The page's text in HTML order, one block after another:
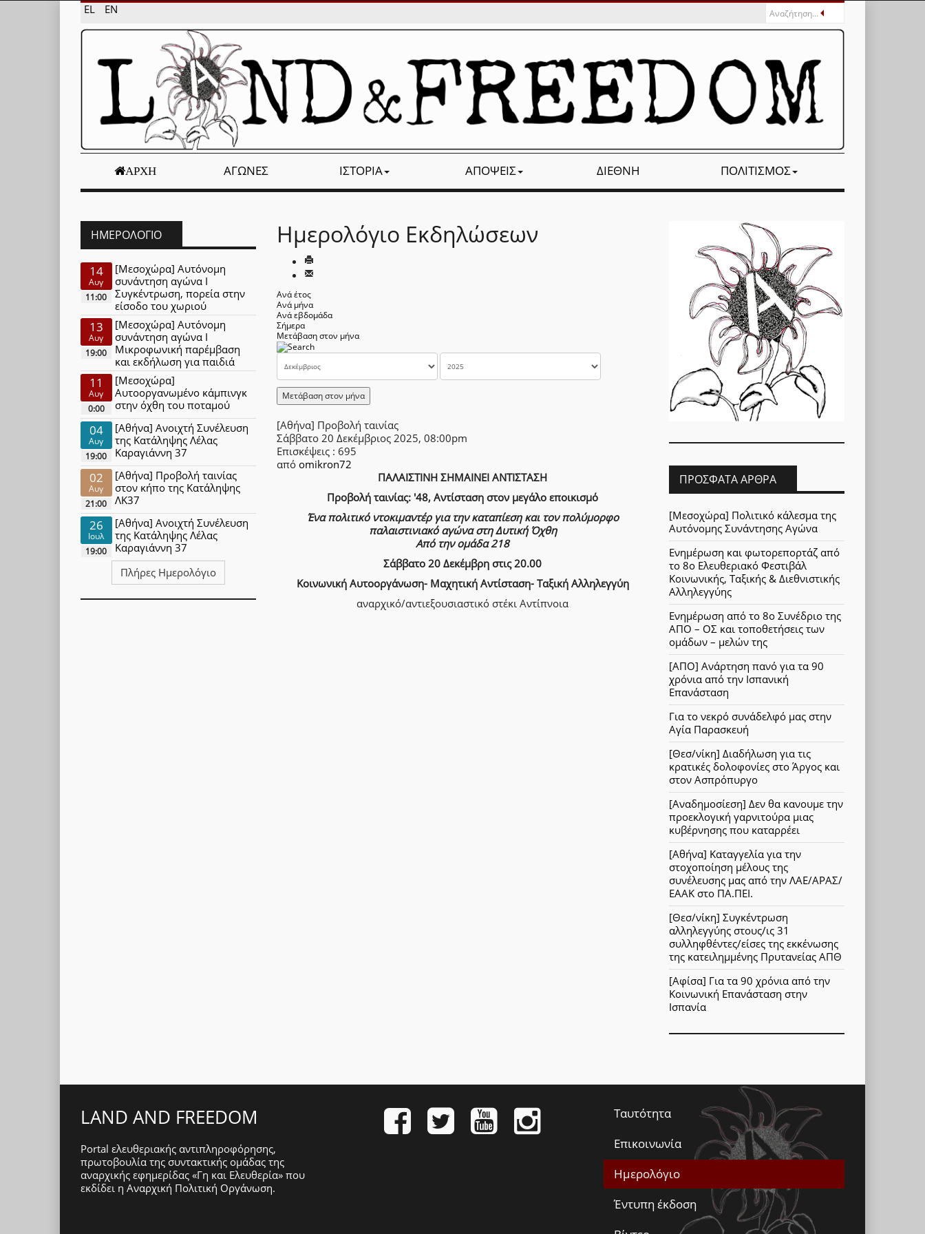
EL EN
ΑΡΧΉ ΑΓΏΝΕΣ ΙΣΤΟΡΊΑ ΑΠΌΨΕΙΣ ΔΙΕΘΝΉ ΠΟΛΙΤΙΣΜΌΣ
Ημερολόγιο Εκδηλώσεων
Ανά έτος
Ανά μήνα
Ανά εβδομάδα
Σήμερα
Μετάβαση στον μήνα
Μετάβαση στον μήνα
[Αθήνα] Προβολή ταινίας
Σάββατο 20 Δεκέμβριος 2025, 08:00pm
Επισκέψεις : 695
από omikron72
ΠΑΛΑΙΣΤΙΝΗ ΣΗΜΑΙΝΕΙ ΑΝΤΙΣΤΑΣΗ
Προβολή ταινίας: '48, Αντίσταση στον μεγάλο εποικισμό
Ένα πολιτικό ντοκιμαντέρ για την καταπίεση και τον πολύμορφο
παλαιστινιακό αγώνα στη Δυτική Όχθη
Από την ομάδα 218
Σάββατο 20 Δεκέμβρη στις 20.00
Κοινωνική Αυτοοργάνωση- Μαχητική Αντίσταση- Ταξική Αλληλεγγύη
αναρχικό/αντιεξουσιαστικό στέκι Αντίπνοια
ΗΜΕΡΟΛΌΓΙΟ
14
Αυγ
11:00
[Μεσοχώρα] Αυτόνομη
συνάντηση αγώνα Ι
Συγκέντρωση, πορεία στην
είσοδο του χωριού
13
Αυγ
19:00
[Μεσοχώρα] Αυτόνομη
συνάντηση αγώνα Ι
Μικροφωνική παρέμβαση
και εκδήλωση για παιδιά
11
Αυγ
0:00
[Μεσοχώρα]
Αυτοοργανωμένο κάμπινγκ
στην όχθη του ποταμού
04
Αυγ
19:00
[Αθήνα] Ανοιχτή Συνέλευση
της Κατάληψης Λέλας
Καραγιάννη 37
02
Αυγ
21:00
[Αθήνα] Προβολή ταινίας
στον κήπο της Κατάληψης
ΛΚ37
26
Ιουλ
19:00
[Αθήνα] Ανοιχτή Συνέλευση
της Κατάληψης Λέλας
Καραγιάννη 37
Πλήρες Ημερολόγιο
ΠΡΌΣΦΑΤΑ ΆΡΘΡΑ
[Μεσοχώρα] Πολιτικό κάλεσμα της
Αυτόνομης Συνάντησης Αγώνα
Ενημέρωση και φωτορεπορτάζ από
το 8ο Ελευθεριακό Φεστιβάλ
Κοινωνικής, Ταξικής & Διεθνιστικής
Αλληλεγγύης
Ενημέρωση από το 8ο Συνέδριο της
ΑΠΟ – ΟΣ και τοποθετήσεις των
ομάδων – μελών της
[ΑΠΟ] Ανάρτηση πανό για τα 90
χρόνια από την Ισπανική
Επανάσταση
Για το νεκρό συνάδελφό μας στην
Αγία Παρασκευή
[Θεσ/νίκη] Διαδήλωση για τις
κρατικές δολοφονίες στο Άργος και
στον Ασπρόπυργο
[Αναδημοσίεση] Δεν θα κανουμε την
προεκλογική γαρνιτούρα μιας
κυβέρνησης που καταρρέει
[Αθήνα] Καταγγελία για την
στοχοποίηση μέλους της
συνέλευσης μας από την ΛΑΕ/ΑΡΑΣ/
ΕΑΑΚ στο ΠΑ.ΠΕΙ.
[Θεσ/νίκη] Συγκέντρωση
αλληλεγγύης στους/ις 31
συλληφθέντες/είσες της εκκένωσης
της κατειλημμένης Πρυτανείας ΑΠΘ
[Αφίσα] Για τα 90 χρόνια από την
Κοινωνική Επανάσταση στην
Ισπανία
LAND AND FREEDOM
Portal ελευθεριακής αντιπληροφόρησης,
πρωτοβουλία της συντακτικής ομάδας της
αναρχικής εφημερίδας «Γη και Ελευθερία» που
εκδίδει η Αναρχική Πολιτική Οργάνωση.
Ταυτότητα
Επικοινωνία
Ημερολόγιο
Έντυπη έκδοση